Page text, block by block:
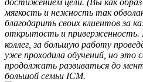
достижением цели. (Вы как
мягкость и нежность так
благодарить своих клиентов за
открытость и приверженность.
коллег, за большую работу
уже проходила обучений, но это
продолжать развиваться до
большой семьи ICM.